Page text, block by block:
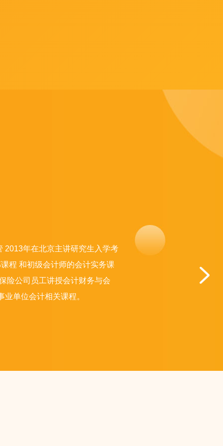
2013年在北京主讲研究生入学考
程 和初级会计师的会计实务课
险公司员工讲授会计财务与会
单位会计相关课程。